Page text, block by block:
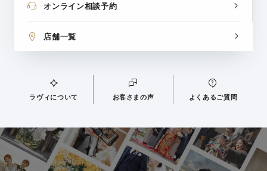
オンライン相談予約
店舗一覧
ラヴィについて お客さまの声 よくあるご質問